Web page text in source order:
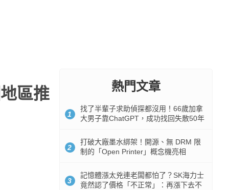
區推
熱門文章
1
找了半輩子求助偵探都沒用！66歲加拿
大男子靠ChatGPT，成功找回失散50年
2
打破大廠墨水綁架！開源、無 DRM 限
制的「Open Printer」概念機亮相
3
記憶體漲太兇連老闆都怕了？SK海力士
竟然認了價格「不正常」：再漲下去不